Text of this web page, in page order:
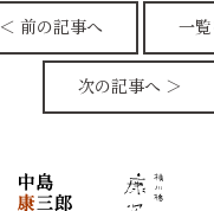
＜ 前の記事へ 一
次の記事へ ＞